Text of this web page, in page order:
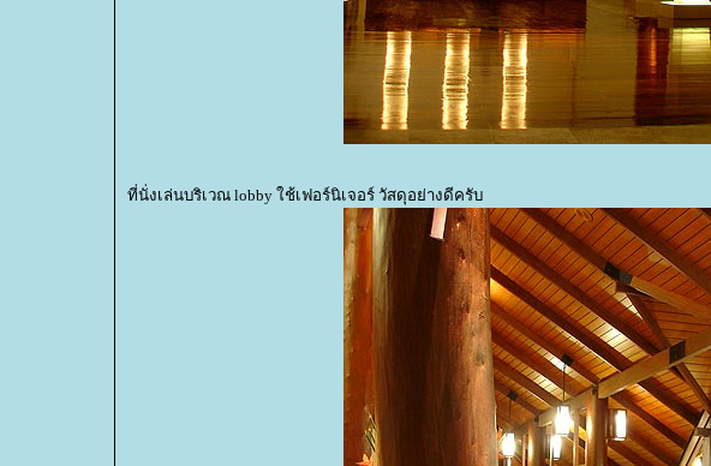
ที่นั่งเล่นบริเวณ lobby ใช้เฟอร์นิเจอร์ วัสดุอย่างดีครับ